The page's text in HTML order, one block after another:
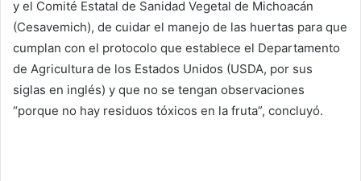
y el Comité Estatal de Sanidad Vegetal de Michoacán
(Cesavemich), de cuidar el manejo de las huertas para que
cumplan con el protocolo que establece el Departamento
de Agricultura de los Estados Unidos (USDA, por sus
siglas en inglés) y que no se tengan observaciones
“porque no hay residuos tóxicos en la fruta”, concluyó.